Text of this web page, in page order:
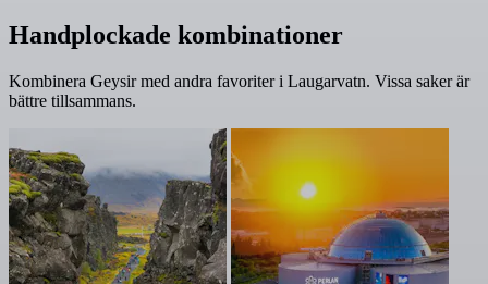
Handplockade kombinationer
Kombinera Geysir med andra favoriter i Laugarvatn. Vissa saker är
bättre tillsammans.